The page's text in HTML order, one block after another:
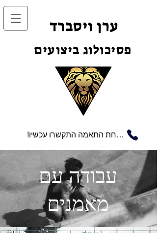
ערן ויסברד
פסיכולוג ביצועים
!לשיחת התאמה התקשרו עכשיו
עבודה עם
מאמנים